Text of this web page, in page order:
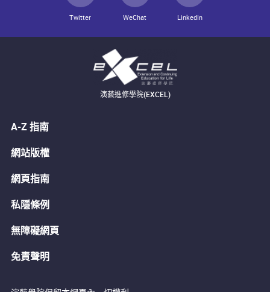
Twitter WeChat LinkedIn
演藝進修學院(EXCEL)
A-Z 指南
網站版權
網頁指南
私隱條例
無障礙網頁
免責聲明